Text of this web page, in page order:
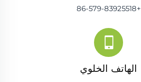
+86-579-83925518
الهاتف الخلوي